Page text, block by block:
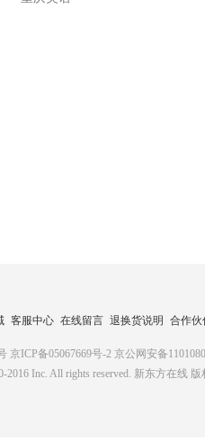
客服中心 在线留言 退换货说明 合作伙
京ICP备05067669号-2 京公网安备
2016 Inc. All rights reserved. 新东方在线